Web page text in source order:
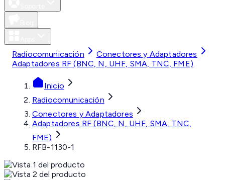
Radiocomunicación
Conectores y Adaptadores
Adaptadores RF (BNC, N, UHF, SMA, TNC, FME)
Inicio
Radiocomunicación
Conectores y Adaptadores
Adaptadores RF (BNC, N, UHF, SMA, TNC,
FME)
RFB-1130-1